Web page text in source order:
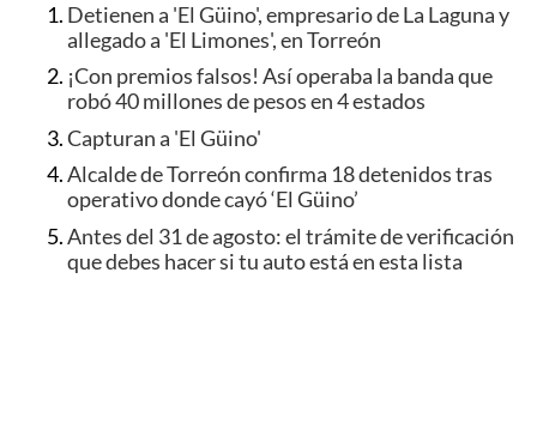
Detienen a 'El Güino', empresario de La Laguna y
allegado a 'El Limones', en Torreón
¡Con premios falsos! Así operaba la banda que
robó 40 millones de pesos en 4 estados
Capturan a 'El Güino'
Alcalde de Torreón confirma 18 detenidos tras
operativo donde cayó ‘El Güino’
Antes del 31 de agosto: el trámite de verificación
que debes hacer si tu auto está en esta lista